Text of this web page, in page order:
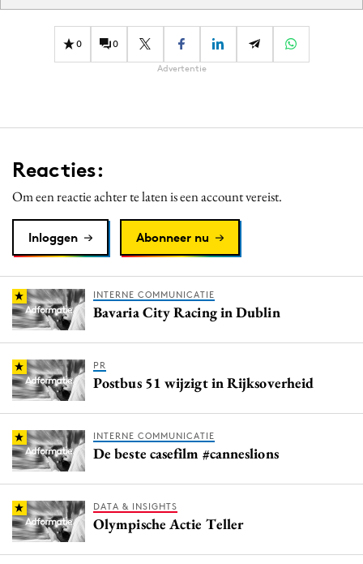
0 0
Advertentie
Reacties:
Om een reactie achter te laten is een account vereist.
Inloggen Abonneer nu
INTERNE COMMUNICATIE
Bavaria City Racing in Dublin
PR
Postbus 51 wijzigt in Rijksoverheid
INTERNE COMMUNICATIE
De beste casefilm #canneslions
DATA & INSIGHTS
Olympische Actie Teller